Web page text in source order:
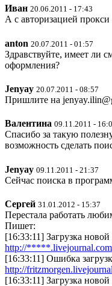
Иван 20.06.2011 - 17:43
А с авторизацией
anton 20.07.2011 - 01:57
Здравствуйте, имеет ли
оформления?
Jenyay 20.07.2011 - 08:57
Пришлите на
Валентина 09.11.2011 -
Спасибо за такую
возможность сделать
Jenyay 09.11.2011 - 21:37
Сейчас поиска в
Сергей 31.01.2012 - 15:37
Перестала работать
Пишет:
[16:33:11] Загрузка новой
http://
[16:33:11] Ошибка
http://
[16:33:11] Загрузка